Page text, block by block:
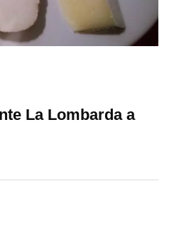
La Lombarda a